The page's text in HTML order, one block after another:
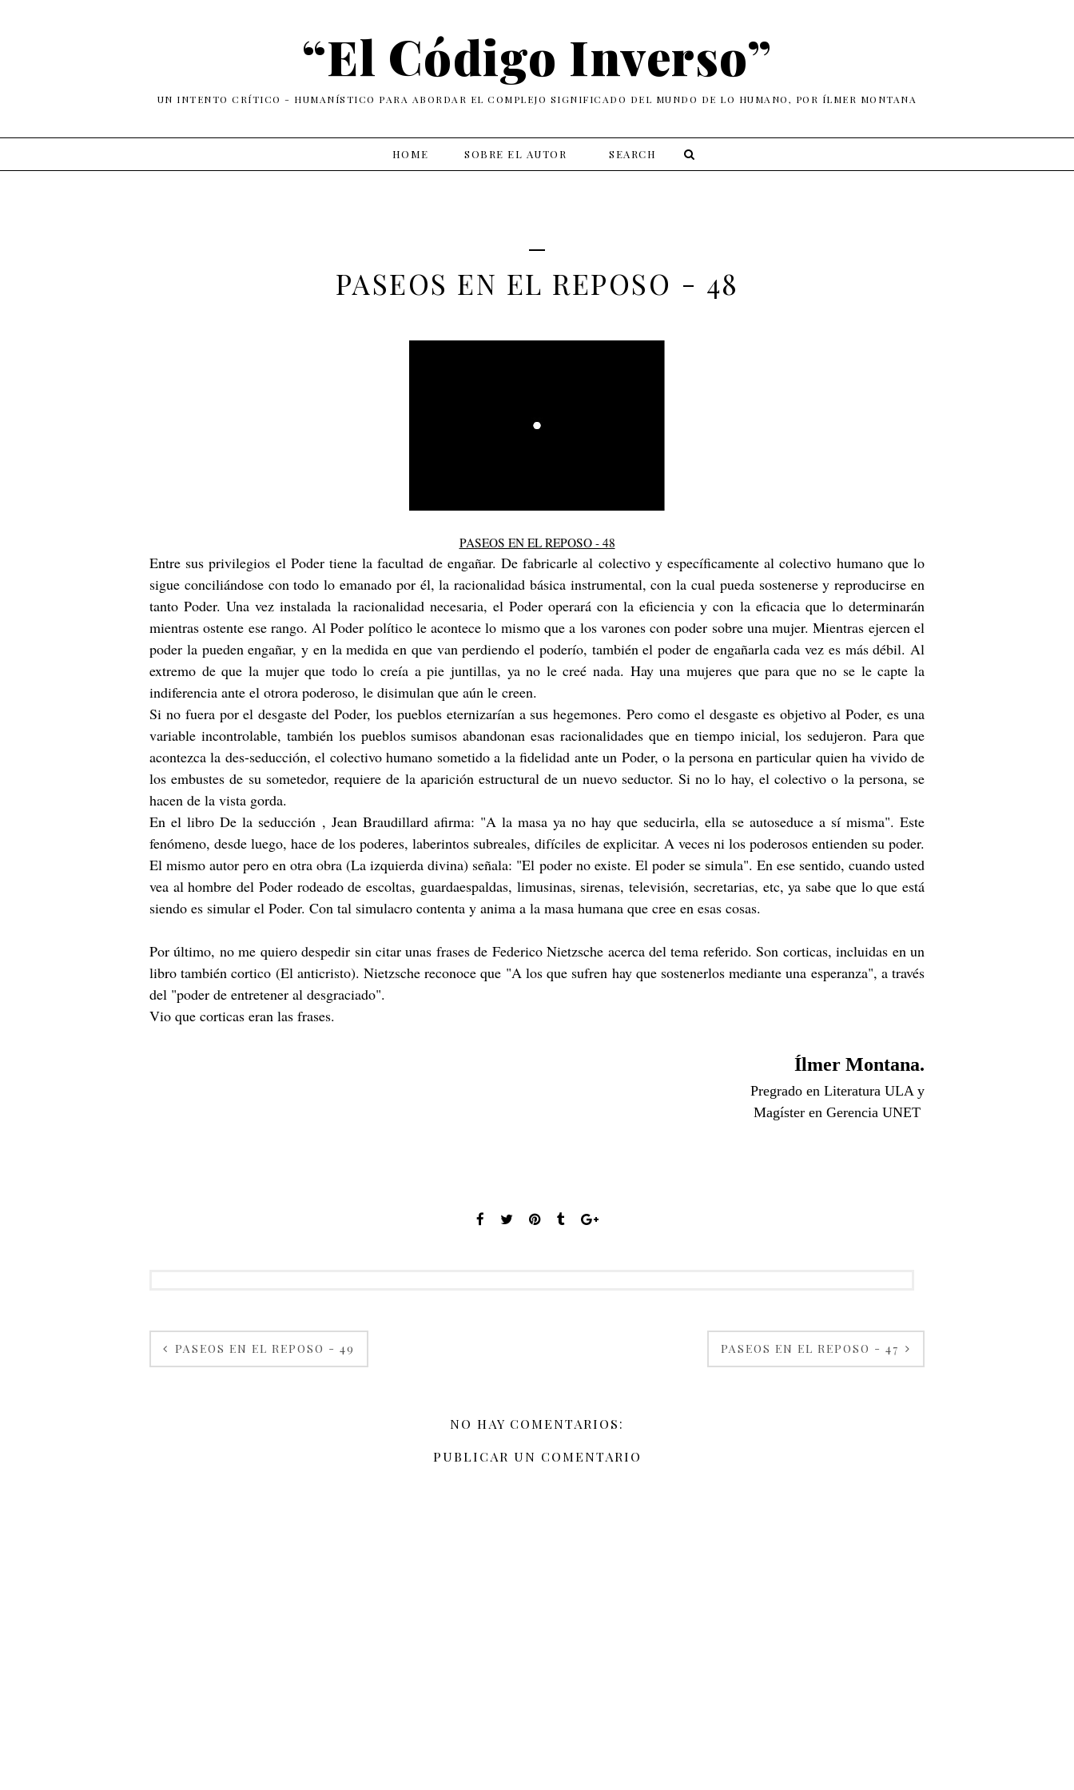
“El Código Inverso”
UN INTENTO CRÍTICO - HUMANÍSTICO PARA ABORDAR EL COMPLEJO SIGNIFICADO DEL MUNDO DE LO HUMANO, POR ÍLMER MONTANA
HOME SOBRE EL AUTOR
PASEOS EN EL REPOSO - 48
PASEOS EN EL REPOSO - 48
Entre sus privilegios el Poder tiene la facultad de engañar. De fabricarle al colectivo y específicamente al colectivo humano que lo
sigue conciliándose con todo lo emanado por él, la racionalidad básica instrumental, con la cual pueda sostenerse y reproducirse en
tanto Poder. Una vez instalada la racionalidad necesaria, el Poder operará con la eficiencia y con la eficacia que lo determinarán
mientras ostente ese rango. Al Poder político le acontece lo mismo que a los varones con poder sobre una mujer. Mientras ejercen el
poder la pueden engañar, y en la medida en que van perdiendo el poderío, también el poder de engañarla cada vez es más débil. Al
extremo de que la mujer que todo lo creía a pie juntillas, ya no le creé nada. Hay una mujeres que para que no se le capte la
indiferencia ante el otrora poderoso, le disimulan que aún le creen.
Si no fuera por el desgaste del Poder, los pueblos eternizarían a sus hegemones. Pero como el desgaste es objetivo al Poder, es una
variable incontrolable, también los pueblos sumisos abandonan esas racionalidades que en tiempo inicial, los sedujeron. Para que
acontezca la des-seducción, el colectivo humano sometido a la fidelidad ante un Poder, o la persona en particular quien ha vivido de
los embustes de su sometedor, requiere de la aparición estructural de un nuevo seductor. Si no lo hay, el colectivo o la persona, se
hacen de la vista gorda.
En el libro De la seducción , Jean Braudillard afirma: "A la masa ya no hay que seducirla, ella se autoseduce a sí misma". Este
fenómeno, desde luego, hace de los poderes, laberintos subreales, difíciles de explicitar. A veces ni los poderosos entienden su poder.
El mismo autor pero en otra obra (La izquierda divina) señala: "El poder no existe. El poder se simula". En ese sentido, cuando usted
vea al hombre del Poder rodeado de escoltas, guardaespaldas, limusinas, sirenas, televisión, secretarias, etc, ya sabe que lo que está
siendo es simular el Poder. Con tal simulacro contenta y anima a la masa humana que cree en esas cosas.
Por último, no me quiero despedir sin citar unas frases de Federico Nietzsche acerca del tema referido. Son corticas, incluidas en un
libro también cortico (El anticristo). Nietzsche reconoce que "A los que sufren hay que sostenerlos mediante una esperanza", a través
del "poder de entretener al desgraciado".
Vio que corticas eran las frases.
Ílmer Montana.
Pregrado en Literatura ULA y
Magíster en Gerencia UNET
PASEOS EN EL REPOSO - 49 PASEOS EN EL REPOSO - 47
NO HAY COMENTARIOS:
PUBLICAR UN COMENTARIO